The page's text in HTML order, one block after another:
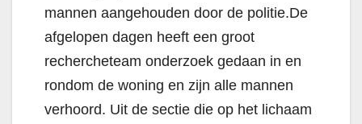
mannen aangehouden door de politie.De
afgelopen dagen heeft een groot
rechercheteam onderzoek gedaan in en
rondom de woning en zijn alle mannen
verhoord. Uit de sectie die op het lichaam